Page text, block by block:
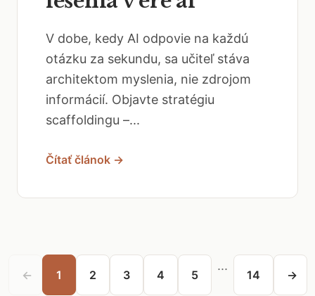
V dobe, kedy AI odpovie na každú
otázku za sekundu, sa učiteľ stáva
architektom myslenia, nie zdrojom
informácií. Objavte stratégiu
scaffoldingu –...
Čítať článok →
← 1 2 3 4 5
...
14 →